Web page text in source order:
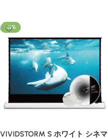
-19%
VIVIDSTORM S ホワイト シネマ